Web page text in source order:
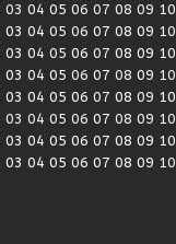
03 04 05 06 07 08 09 10
03 04 05 06 07 08 09 10
03 04 05 06 07 08 09 10
03 04 05 06 07 08 09 10
03 04 05 06 07 08 09 10
03 04 05 06 07 08 09 10
03 04 05 06 07 08 09 10
03 04 05 06 07 08 09 10